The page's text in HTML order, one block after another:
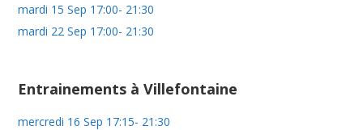
mardi 15 Sep 17:00- 21:30
mardi 22 Sep 17:00- 21:30
Entrainements à Villefontaine
mercredi 16 Sep 17:15- 21:30